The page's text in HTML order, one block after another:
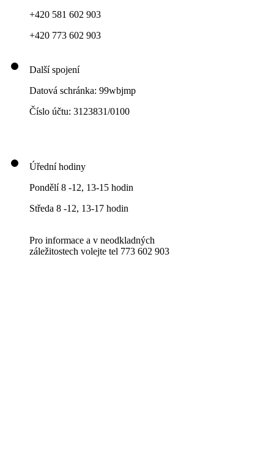
+420 581 602 903
+420 773 602 903
Další spojení
Datová schránka: 99wbjmp
Číslo účtu: 3123831/0100
Úřední hodiny
Pondělí 8 -12, 13-15 hodin
Středa 8 -12, 13-17 hodin
Pro informace a v neodkladných
záležitostech volejte tel 773 602 903